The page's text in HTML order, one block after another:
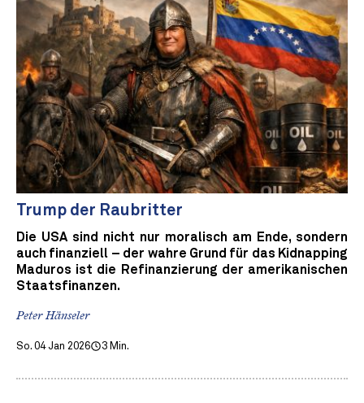
Trump der Raubritter
Die USA sind nicht nur moralisch am Ende, sondern
auch finanziell – der wahre Grund für das Kidnapping
Maduros ist die Refinanzierung der amerikanischen
Staatsfinanzen.
Peter Hänseler
So. 04 Jan 2026 3 Min.